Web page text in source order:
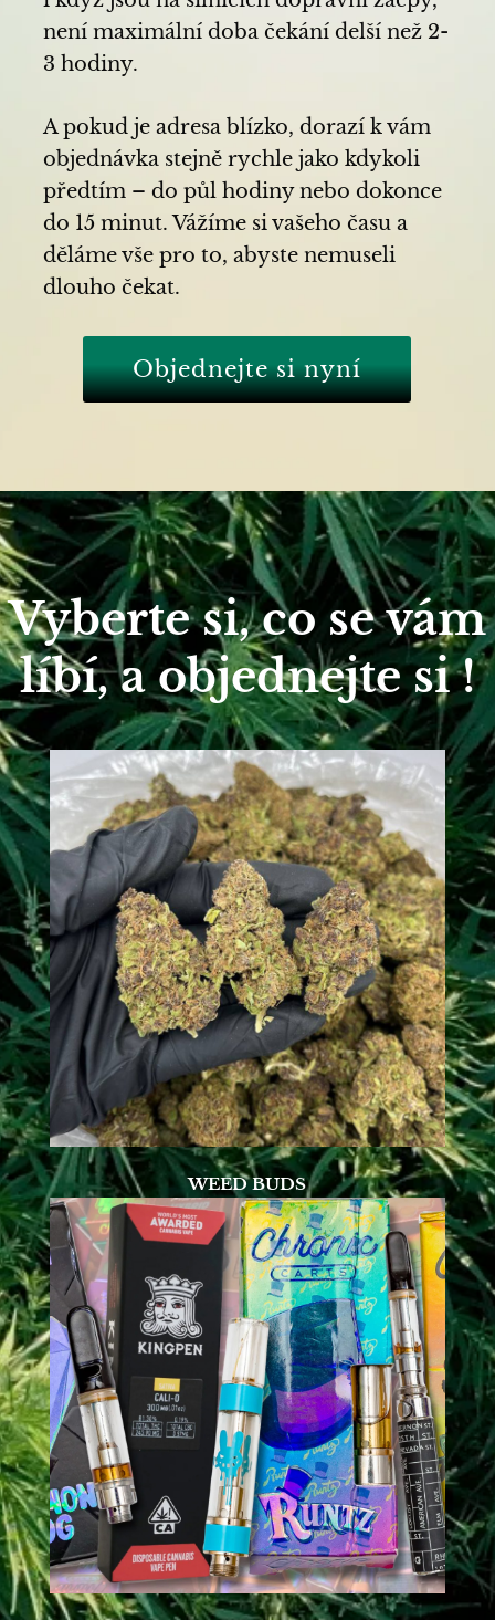
není maximální doba čekání delší než 2-
3 hodiny.
A pokud je adresa blízko, dorazí k vám
objednávka stejně rychle jako kdykoli
předtím – do půl hodiny nebo dokonce
do 15 minut. Vážíme si vašeho času a
děláme vše pro to, abyste nemuseli
dlouho čekat.
Objednejte si nyní
Vyberte si, co se vám
líbí, a objednejte si !
WEED BUDS